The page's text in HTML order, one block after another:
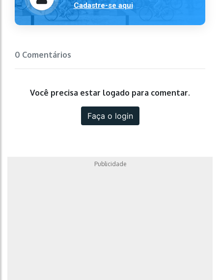
Cadastre-se aqui
0 Comentários
Você precisa estar logado para comentar.
Faça o login
Publicidade